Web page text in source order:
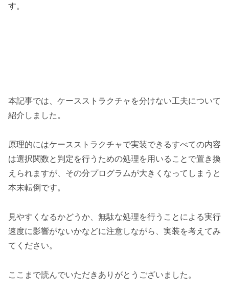
す。
本記事では、ケースストラクチャを分けない工夫について
紹介しました。
原理的にはケースストラクチャで実装できるすべての内容
は選択関数と判定を行うための処理を用いることで置き換
えられますが、その分プログラムが大きくなってしまうと
本末転倒です。
見やすくなるかどうか、無駄な処理を行うことによる実行
速度に影響がないかなどに注意しながら、実装を考えてみ
てください。
ここまで読んでいただきありがとうございました。